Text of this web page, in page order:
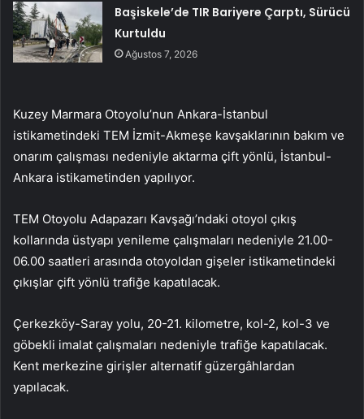
Başiskele’de TIR Bariyere Çarptı, Sürücü
Kurtuldu
Ağustos 7, 2026
Kuzey Marmara Otoyolu’nun Ankara-İstanbul
istikametindeki TEM İzmit-Akmeşe kavşaklarının bakım ve
onarım çalışması nedeniyle aktarma çift yönlü, İstanbul-
Ankara istikametinden yapılıyor.
TEM Otoyolu Adapazarı Kavşağı’ndaki otoyol çıkış
kollarında üstyapı yenileme çalışmaları nedeniyle 21.00-
06.00 saatleri arasında otoyoldan gişeler istikametindeki
çıkışlar çift yönlü trafiğe kapatılacak.
Çerkezköy-Saray yolu, 20-21. kilometre, kol-2, kol-3 ve
göbekli imalat çalışmaları nedeniyle trafiğe kapatılacak.
Kent merkezine girişler alternatif güzergâhlardan
yapılacak.